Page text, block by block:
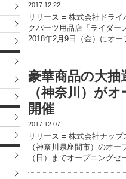
2017.12.22
リリース = 株式会社ドラ
クパーツ用品店『ライダー
2018年2月9日（金）にオー
豪華商品の大抽
（神奈川）が
開催
2017.12.07
リリース = 株式会社ナップ
（神奈川県座間市）のオ
（日）までオープニングセ